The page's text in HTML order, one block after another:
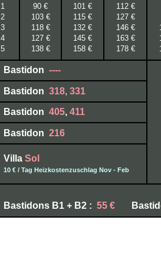
1
2
3
4
5
90 €
103 €
118 €
127 €
138 €
101 €
115 €
132 €
145 €
158 €
112 €
127 €
146 €
163 €
178 €
Bastidon ----
Bastidon 318, 331
Bastidon 405, 411
Bastidon 216
Villa Sol
10 € / Tag Heizkostenzuschlag Nov - Feb
Bastidons B1 + B2 : 55 €